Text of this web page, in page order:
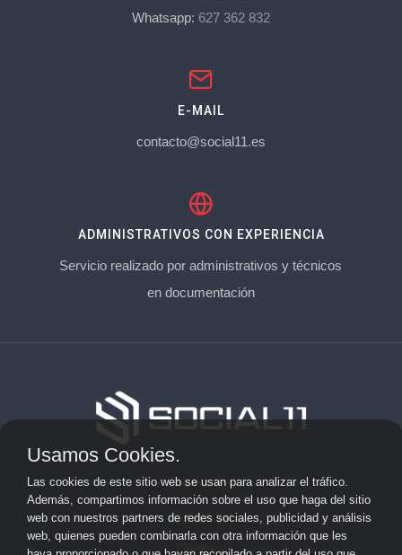
Whatsapp: 627 362 832
E-MAIL
contacto@social11.es
ADMINISTRATIVOS CON EXPERIENCIA
Servicio realizado por administrativos y técnicos
en documentación
Aviso Legal
Privacidad
Cookies
Usamos Cookies.
Las cookies de este sitio web se usan para analizar el tráfico.
Además, compartimos información sobre el uso que haga del sitio
web con nuestros partners de redes sociales, publicidad y análisis
web, quienes pueden combinarla con otra información que les